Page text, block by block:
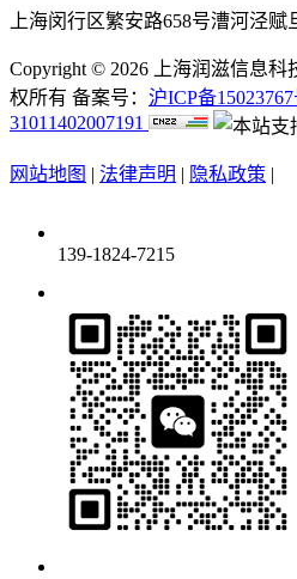
上海闵行区繁安路658号漕河泾赋
Copyright © 2026 上海润滋信息科
权所有 备案号： 沪ICP备15023767
31011402007191
网站地图 | 法律声明 | 隐私政策 |
139-1824-7215